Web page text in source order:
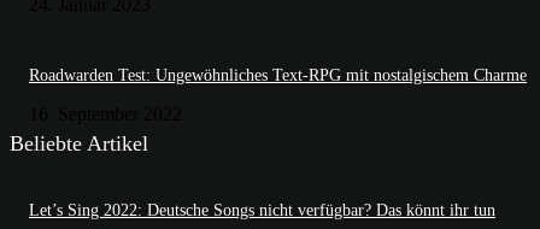
Roadwarden Test: Ungewöhnliches Text-RPG mit nostalgischem Charme
Beliebte Artikel
Let’s Sing 2022: Deutsche Songs nicht verfügbar? Das könnt ihr tun